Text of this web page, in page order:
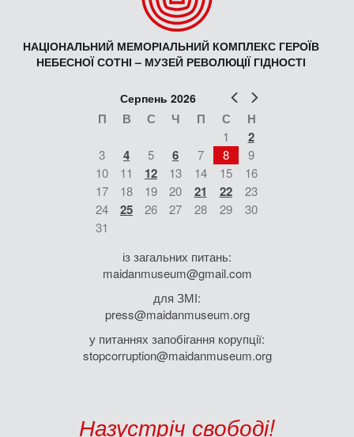
НАЦІОНАЛЬНИЙ МЕМОРІАЛЬНИЙ КОМПЛЕКС ГЕРОЇВ
НЕБЕСНОЇ СОТНІ – МУЗЕЙ РЕВОЛЮЦІЇ ГІДНОСТІ
Попер
Серпень 2026
П В С Ч П С Н
1 2
3 4 5 6 7 8
9
10
11 12 13 14 15
16
17
18 19 20 21 22
23
24
25 26 27 28 29
30
31
із загальних питань:
maidanmuseum@gmail.com
для ЗМІ:
press@maidanmuseum.org
у питаннях запобігання корупції:
stopcorruption@maidanmuseum.org
Назустріч свободі!